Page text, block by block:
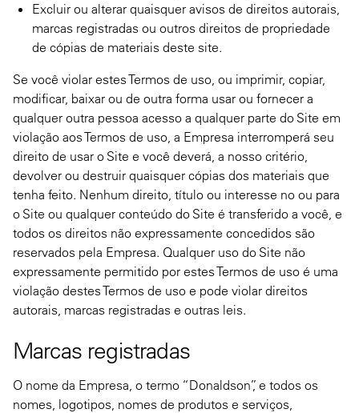
Excluir ou alterar quaisquer avisos de direitos autorais,
marcas registradas ou outros direitos de propriedade
de cópias de materiais deste site.
Se você violar estes Termos de uso, ou imprimir, copiar,
modificar, baixar ou de outra forma usar ou fornecer a
qualquer outra pessoa acesso a qualquer parte do Site em
violação aos Termos de uso, a Empresa interromperá seu
direito de usar o Site e você deverá, a nosso critério,
devolver ou destruir quaisquer cópias dos materiais que
tenha feito. Nenhum direito, título ou interesse no ou para
o Site ou qualquer conteúdo do Site é transferido a você, e
todos os direitos não expressamente concedidos são
reservados pela Empresa. Qualquer uso do Site não
expressamente permitido por estes Termos de uso é uma
violação destes Termos de uso e pode violar direitos
autorais, marcas registradas e outras leis.
Marcas registradas
O nome da Empresa, o termo “Donaldson”, e todos os
nomes, logotipos, nomes de produtos e serviços,